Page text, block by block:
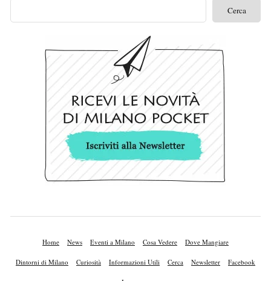
Home News Eventi a Milano Cosa Vedere Dove Mangiare
Dintorni di Milano Curiosità Informazioni Utili Cerca Newsletter Facebook